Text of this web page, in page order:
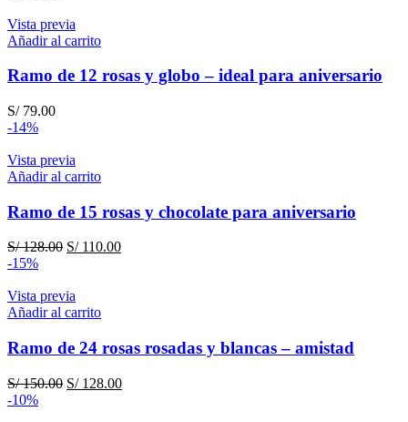
Vista previa
Añadir al carrito
Ramo de 12 rosas y globo – ideal para aniversario
S/79.00
-14%
Vista previa
Añadir al carrito
Ramo de 15 rosas y chocolate para aniversario
S/128.00 El
era:
S/ 128.00.
S/110.00El
-15%
Vista previa
Añadir al carrito
Ramo de 24 rosas rosadas y blancas – amistad
S/150.00 El
S/128.00El
-10%